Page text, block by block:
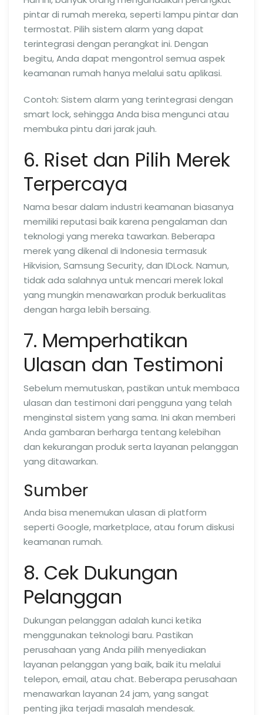
pintar di rumah mereka, seperti lampu pintar dan
termostat. Pilih sistem alarm yang dapat
terintegrasi dengan perangkat ini. Dengan
begitu, Anda dapat mengontrol semua aspek
keamanan rumah hanya melalui satu aplikasi.
Contoh: Sistem alarm yang terintegrasi dengan
smart lock, sehingga Anda bisa mengunci atau
membuka pintu dari jarak jauh.
6. Riset dan Pilih Merek
Terpercaya
Nama besar dalam industri keamanan biasanya
memiliki reputasi baik karena pengalaman dan
teknologi yang mereka tawarkan. Beberapa
merek yang dikenal di Indonesia termasuk
Hikvision, Samsung Security, dan IDLock. Namun,
tidak ada salahnya untuk mencari merek lokal
yang mungkin menawarkan produk berkualitas
dengan harga lebih bersaing.
7. Memperhatikan
Ulasan dan Testimoni
Sebelum memutuskan, pastikan untuk membaca
ulasan dan testimoni dari pengguna yang telah
menginstal sistem yang sama. Ini akan memberi
Anda gambaran berharga tentang kelebihan
dan kekurangan produk serta layanan pelanggan
yang ditawarkan.
Sumber
Anda bisa menemukan ulasan di platform
seperti Google, marketplace, atau forum diskusi
keamanan rumah.
8. Cek Dukungan
Pelanggan
Dukungan pelanggan adalah kunci ketika
menggunakan teknologi baru. Pastikan
perusahaan yang Anda pilih menyediakan
layanan pelanggan yang baik, baik itu melalui
telepon, email, atau chat. Beberapa perusahaan
menawarkan layanan 24 jam, yang sangat
penting jika terjadi masalah mendesak.